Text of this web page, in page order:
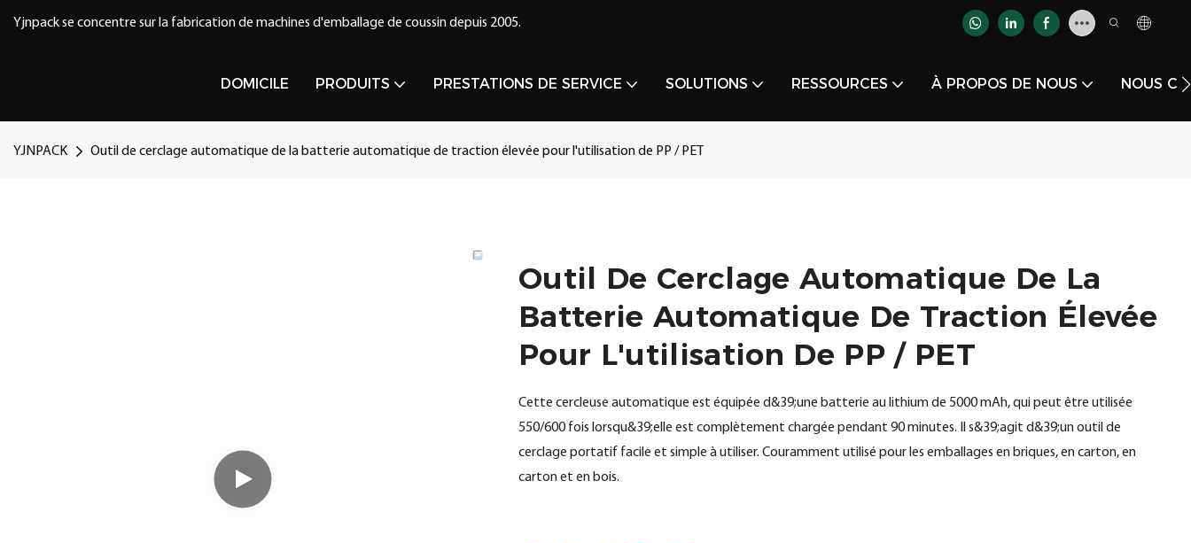
Yjnpack se concentre sur la fabrication de machines d'emballage de coussin depuis 2005.
DOMICILE PRODUITS PRESTATIONS DE SERVICE SOLUTIONS RESSOURCES À PROPOS DE NOUS NOUS
YJNPACK Outil de cerclage automatique de la batterie automatique de traction élevée pour l'utilisation de PP / PET
Outil De Cerclage Automatique De La
Batterie Automatique De Traction Élevée
Pour L'utilisation De PP / PET
Cette cercleuse automatique est équipée d&39;une batterie au lithium de 5000 mAh, qui peut être utilisée
550/600 fois lorsqu&39;elle est complètement chargée pendant 90 minutes. Il s&39;agit d&39;un outil de
cerclage portatif facile et simple à utiliser. Couramment utilisé pour les emballages en briques, en carton, en
carton et en bois.